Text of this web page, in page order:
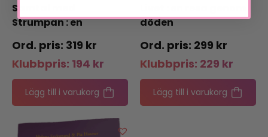
Samtal med
Strumpan : en
319 kr
Klubbpris: 194 kr
Lägg till i varukorg
döden
299 kr
Klubbpris: 229 kr
Lägg till i varukorg